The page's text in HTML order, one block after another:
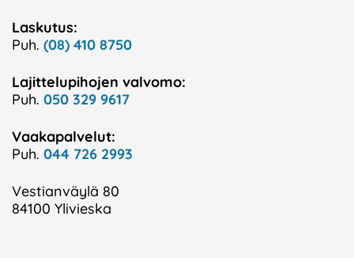
Laskutus:
Puh. (08) 410 8750
Lajittelupihojen valvomo:
Puh. 050 329 9617
Vaakapalvelut:
Puh. 044 726 2993
Vestianväylä 80
84100 Ylivieska